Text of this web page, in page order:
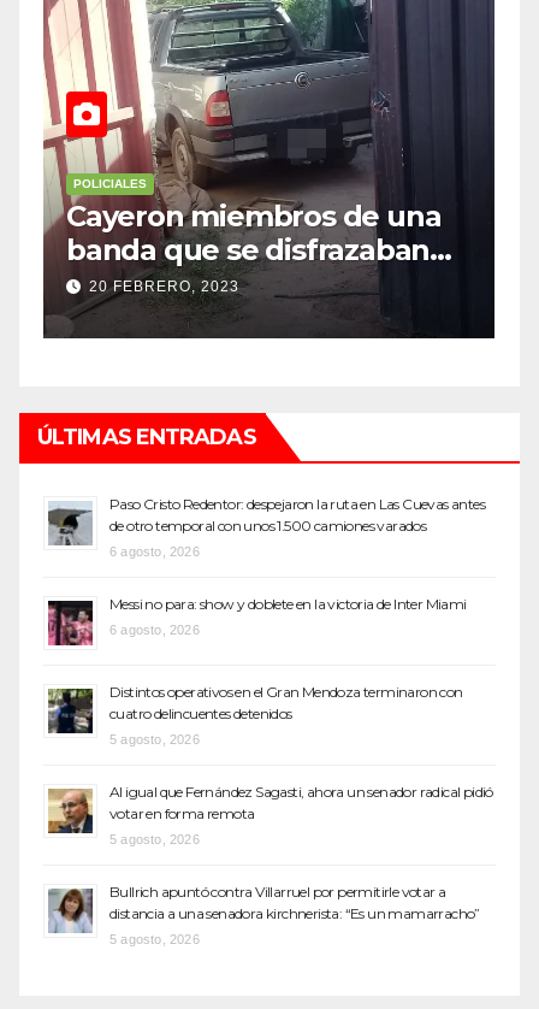
de una
disfrazaban
robar
POLICIALES
Investigan un
robo millonario
top de Maipú
12 SEPTIEMBRE, 2022
ÚLTIMAS ENTRADAS
Paso Cristo Redentor: despejaron la ruta en Las Cuevas antes
de otro temporal con unos 1.500 camiones varados
6 agosto, 2026
Messi no para: show y doblete en la victoria de Inter Miami
6 agosto, 2026
Distintos operativos en el Gran Mendoza terminaron con
cuatro delincuentes detenidos
5 agosto, 2026
Al igual que Fernández Sagasti, ahora un senador radical pidió
votar en forma remota
5 agosto, 2026
Bullrich apuntó contra Villarruel por permitirle votar a
distancia a una senadora kirchnerista: “Es un mamarracho”
5 agosto, 2026